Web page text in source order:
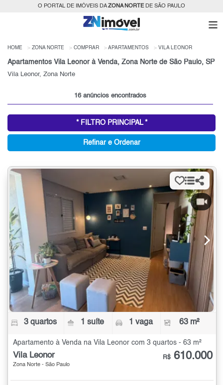
O PORTAL DE IMÓVEIS DAZONA NORTEDE SÃO PAULO
HOME ZONA NORTE COMPRAR APARTAMENTOS VILA LEONOR
Apartamentos Vila Leonor à Venda, Zona Norte de São Paulo, SP
Vila Leonor, Zona Norte
16 anúncios encontrados
* FILTRO PRINCIPAL *
Refinar e Ordenar
3 quartos 1 suíte 1 vaga 63 m²
Apartamento à Venda na Vila Leonor com 3 quartos - 63 m²
Vila Leonor
Zona Norte - São Paulo
R$ 610.000